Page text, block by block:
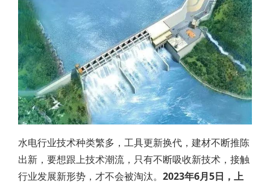
水电行业技术种类繁多，工具更新换代，建材不断推陈
出新，要想跟上技术潮流，只有不断吸收新技术，接触
行业发展新形势，才不会被淘汰。 2023年6月5日，上